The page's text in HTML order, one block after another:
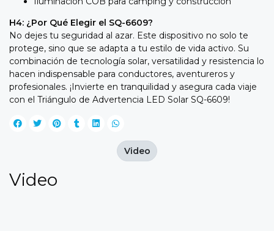
H4: ¿Por Qué Elegir el SQ-6609?
No dejes tu seguridad al azar. Este dispositivo no solo te
protege, sino que se adapta a tu estilo de vida activo. Su
combinación de tecnología solar, versatilidad y resistencia lo
hacen indispensable para conductores, aventureros y
profesionales. ¡Invierte en tranquilidad y asegura cada viaje
con el Triángulo de Advertencia LED Solar SQ-6609!
Video
Video